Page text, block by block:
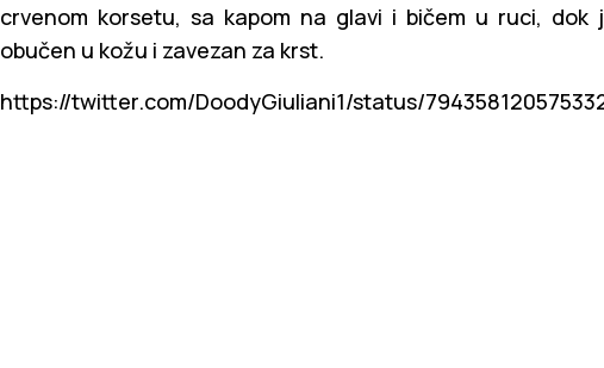
crvenom korsetu, sa kapom na glavi i bičem u ruci, dok
obučen u kožu i zavezan za krst.
https://twitter.com/DoodyGiuliani1/status/